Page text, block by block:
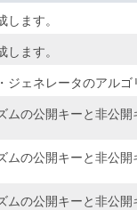
します。
します。
ジェネレータのアルゴ
ムの公開キーと非公
ムの公開キーと非公
ムの公開キーと非公